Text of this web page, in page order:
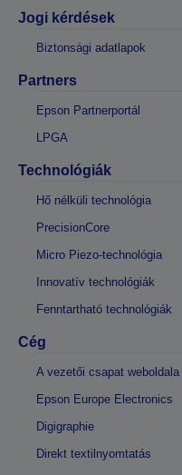
Jogi kérdések
Biztonsági adatlapok
Partners
Epson Partnerportál
LPGA
Technológiák
Hő nélküli technológia
PrecisionCore
Micro Piezo-technológia
Innovatív technológiák
Fenntartható technológiák
Cég
A vezetői csapat weboldala
Epson Europe Electronics
Digigraphie
Direkt textilnyomtatás